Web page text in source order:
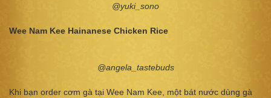
@yuki_sono
Wee Nam Kee Hainanese Chicken Rice
@angela_tastebuds
Khi bạn order cơm gà tại Wee Nam Kee, một bát nước dùng gà